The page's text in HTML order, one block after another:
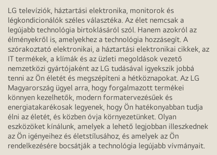
LG televíziók, háztartási elektronika, monitorok és
légkondicionálók széles választéka. Az élet nemcsak a
legújabb technológia birtoklásáról szól. Hanem azokról az
élményekről is, amelyekhez a technológia hozzásegít. A
szórakoztató elektronikai, a háztartási elektronikai cikkek, az
IT termékek, a klímák és az üzleti megoldások vezető
nemzetközi gyártójaként az LG tudásával igyekszik jobbá
tenni az Ön életét és megszépíteni a hétköznapokat. Az LG
Magyarország ügyel arra, hogy forgalmazott termékei
könnyen kezelhetők, modern formatervezésűek és
energiatakarékosak legyenek, hogy Ön hatékonyabban tudja
élni az életét, és közben óvja környezetünket. Olyan
eszközöket kínálunk, amelyek a lehető legjobban illeszkednek
az Ön igényeihez és életstílusához, és amelyek az Ön
rendelkezésére bocsátják a technológia legújabb vívmányait.